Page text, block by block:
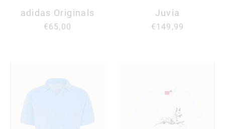
adidas Originals
€65,00
Juvia
€149,99